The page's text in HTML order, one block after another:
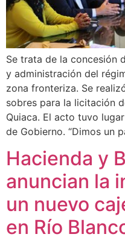
Se trata de la concesión
y administración del
zona fronteriza. Se
sobres para la licitación
Quiaca. El acto tuvo
de Gobierno. “Dimos un
Hacienda y
anuncian la
un nuevo
en Río